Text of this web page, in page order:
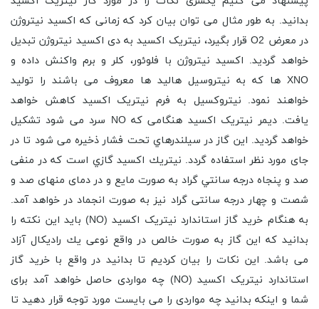
بدانید. به طور مثال می توان بیان کرد که زمانی که اکسید نیتروژن
در معرض O2 قرار بگیرد، نیتریک اکسید به دی اکسید نیتروژن تبدیل
خواهد گردید. اکسید نیتروژن با فلوئور، کلر و برم واکنش داده و
XNO ها که به نیتروسیل هالید ها معروف می باشند را تولید
خواهند نمود. نیتروکسیل به فرم نیتریک اکسید کاهش خواهد
یافت. دیمر نیتریک اکسید هنگامی که NO سرد می شود تشکیل
خواهد گردید. این گاز در سيلندرهاي تحت فشار ذخيره می شود تا در
جای مورد نظر استفاده گردد. نيتريك اكسيد گازي است كه در منفی
صد و پنجاه درجه سانتي گراد به صورت مايع و در دمای منهای صد و
شصت و چهار درجه سانتی گراد نیز به صورت انجماد در خواهد آمد.
به هنگام خرید گاز استاندارد نیتریک اکسید (NO) باید این نکته را
بدانید که این گاز به صورت خالص در واقع نوعی يك راديكال آزاد
می باشد. این نکات را بیان کردیم تا بدانید در واقع با خرید گاز
استاندارد نیتریک اکسید (NO) چه مواردی حاصل خواهد آمد برای
شما و اینکه بدانید چه مواردی را می بایست مورد توجه قرار دهید تا